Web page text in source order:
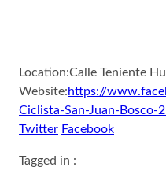
Location:Calle Teniente
Website:https://
Ciclista-San-Juan-Bosco-
Twitter Facebook
Tagged in :